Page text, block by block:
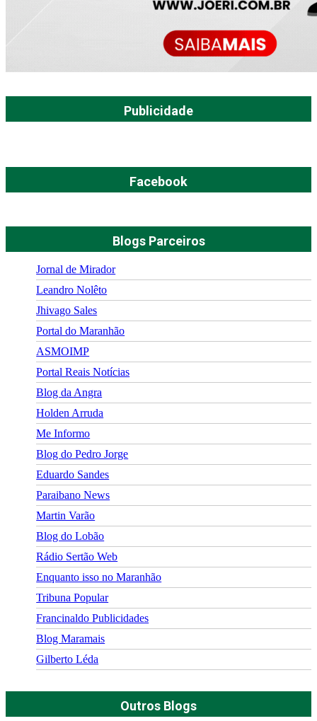
Publicidade
Facebook
Blogs Parceiros
Jornal de Mirador
Leandro Nolêto
Jhivago Sales
Portal do Maranhão
ASMOIMP
Portal Reais Notí­cias
Blog da Angra
Holden Arruda
Me Informo
Blog do Pedro Jorge
Eduardo Sandes
Paraibano News
Martin Varão
Blog do Lobão
Rádio Sertão Web
Enquanto isso no Maranhão
Tribuna Popular
Francinaldo Publicidades
Blog Maramais
Gilberto Léda
Outros Blogs